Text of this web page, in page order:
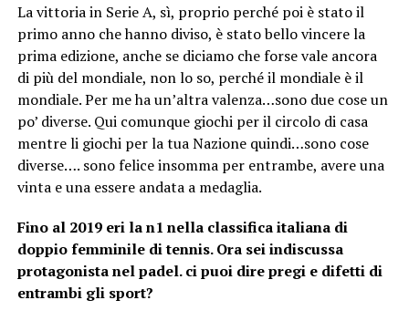
La vittoria in Serie A, sì, proprio perché poi è stato il
primo anno che hanno diviso, è stato bello vincere la
prima edizione, anche se diciamo che forse vale ancora
di più del mondiale, non lo so, perché il mondiale è il
mondiale. Per me ha un’altra valenza…sono due cose un
po’ diverse. Qui comunque giochi per il circolo di casa
mentre li giochi per la tua Nazione quindi…sono cose
diverse…. sono felice insomma per entrambe, avere una
vinta e una essere andata a medaglia.
Fino al 2019 eri la n1 nella classifica italiana di
doppio femminile di tennis. Ora sei indiscussa
protagonista nel padel. ci puoi dire pregi e difetti di
entrambi gli sport?